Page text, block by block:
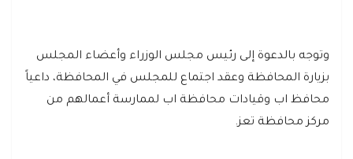
وتوجه بالدعوة إلى رئيس مجلس الوزراء وأعضاء المجلس
بزيارة المحافظة وعقد اجتماع للمجلس في المحافظة، داعياً
محافظ اب وقيادات محافظة اب لممارسة أعمالهم من
مركز محافظة تعز.